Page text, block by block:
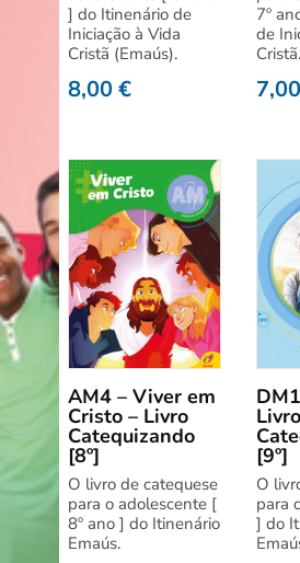
] do Itinenário de
Iniciação à Vida
Cristã (Emaús).
8,00€
7º
de
AM4 – Viver em
Cristo – Livro
Catequizando
[8º]
O livro de catequese
para o adolescente [
8º ano ] do Itinenário
Emaús.
[9º]
O
para
] do